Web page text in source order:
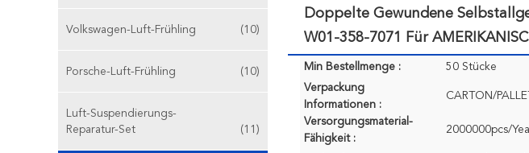
Volkswagen-Luft-Frühling (10)
Porsche-Luft-Frühling (10)
Luft-Suspendierungs-
Reparatur-Set
(11)
Doppelte Gewundene
W01-358-7071 Für
Min Bestellmenge : 50 Stücke
Verpackung
Informationen :
CARTON/PALLET
Versorgungsmaterial-
Fähigkeit :
2000000pcs/